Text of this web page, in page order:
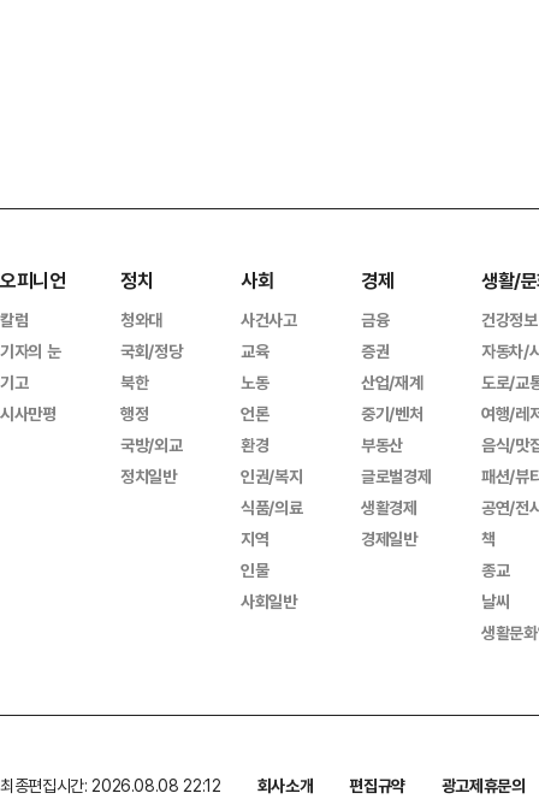
오피니언
칼럼
기자의 눈
기고
시사만평
정치
청와대
국회/정당
북한
행정
국방/외교
정치일반
사회
사건사고
교육
노동
언론
환경
인권/복지
식품/의료
지역
인물
사회일반
경제
금융
증권
산업/재계
중기/벤처
부동산
글로벌경제
생활경제
경제일반
생활/
건강정보
자동차/
도로/교
여행/레
음식/맛
패션/뷰
공연/전
책
종교
날씨
생활문
최종편집시간: 2026.08.08 22:12 회사소개 편집규약
광고제휴문의